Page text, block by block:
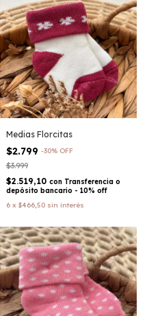
Medias Florcitas
$2.799 -30% OFF
$3.999
$2.519,10 con Transferencia o
depósito bancario - 10% off
6 x $466,50 sin interés